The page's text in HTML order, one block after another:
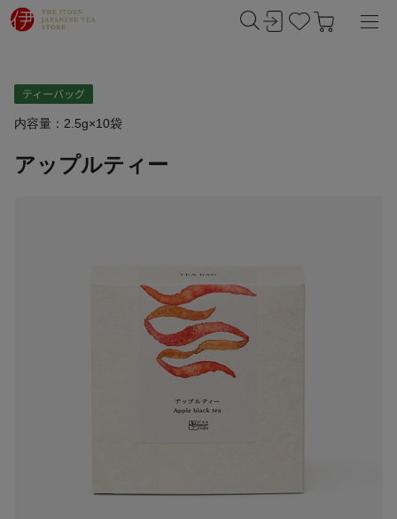
内容量：2.5g×10袋
アップルティー